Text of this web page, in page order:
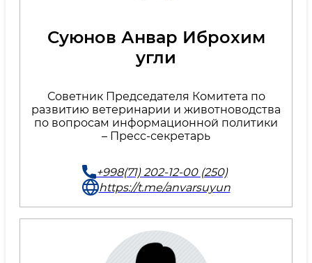
Суюнов Анвар Иброхим
угли
Советник Председателя Комитета по
развитию ветеринарии и животноводства
по вопросам информационной политики
– Пресс-секретарь
+998(71) 202-12-00 (250)
https://t.me/anvarsuyun